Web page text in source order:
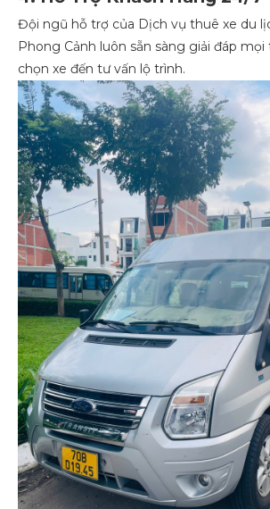
Đội ngũ hỗ trợ của Dịch vụ thuê xe du
Phong Cảnh luôn sẵn sàng giải đáp
chọn xe đến tư vấn lộ trình.